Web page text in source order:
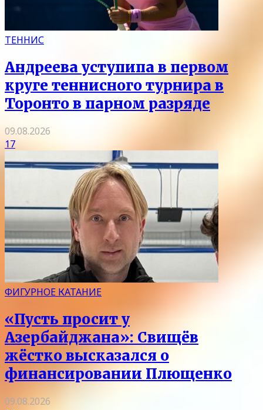
ТЕННИС
Андреева уступипа в первом
круге теннисного турнира в
Торонто в парном разряде
09.08.2026
17
ФИГУРНОЕ КАТАНИЕ
«Пусть просит у
Азербайджана»: Свищёв
жёстко высказался о
финансировании Плющенко
09.08.2026